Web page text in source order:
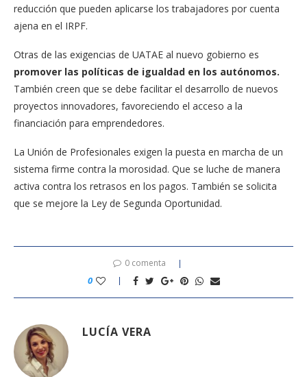
reducción que pueden aplicarse los trabajadores por cuenta
ajena en el IRPF.
Otras de las exigencias de UATAE al nuevo gobierno es
promover las políticas de igualdad en los autónomos.
También creen que se debe facilitar el desarrollo de nuevos
proyectos innovadores, favoreciendo el acceso a la
financiación para emprendedores.
La Unión de Profesionales exigen la puesta en marcha de un
sistema firme contra la morosidad. Que se luche de manera
activa contra los retrasos en los pagos. También se solicita
que se mejore la Ley de Segunda Oportunidad.
0 comenta
0
LUCÍA VERA